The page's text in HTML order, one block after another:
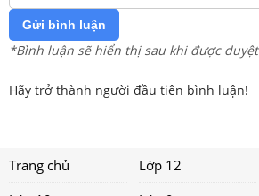
Gửi bình luận
*Bình luận sẽ hiển thị sau khi được duyệt
Hãy trở thành người đầu tiên bình luận!
Trang chủ Lớp 12